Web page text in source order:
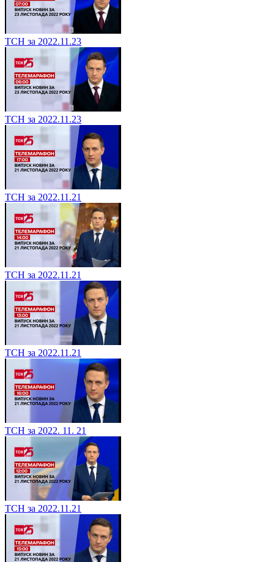
ТСН за 2022.11.23
ТСН за 2022.11.23
ТСН за 2022.11.21
ТСН за 2022.11.21
ТСН за 2022.11.21
ТСН за 2022. 11. 21
ТСН за 2022.11.21